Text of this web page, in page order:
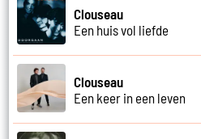
Clouseau
Een huis vol liefde
Clouseau
Een keer in een leven